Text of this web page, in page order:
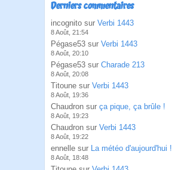
Derniers commentaires
incognito sur Verbi 1443
8 Août, 21:54
Pégase53 sur Verbi 1443
8 Août, 20:10
Pégase53 sur Charade 213
8 Août, 20:08
Titoune sur Verbi 1443
8 Août, 19:36
Chaudron sur ça pique, ça brûle !
8 Août, 19:23
Chaudron sur Verbi 1443
8 Août, 19:22
ennelle sur La météo d'aujourd'hui !
8 Août, 18:48